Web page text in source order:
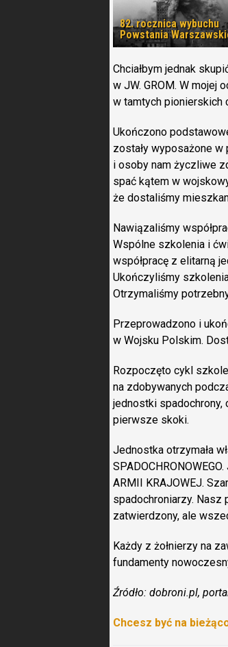
82. rocznica wybuchu
Powstania
Chciałbym jednak
w JW. GROM. W mojej
w tamtych pionierskich
Ukończono
zostały wyposażone
i osoby nam życzliwe
spać kątem w
że dostaliśmy
Nawiązaliśmy
Wspólne szkolenia i
współpracę z elitarną
Ukończyliśmy
Otrzymaliśmy
Przeprowadzono i
w Wojsku Polskim.
Rozpoczęto cykl
na zdobywanych
jednostki spadochrony,
pierwsze skoki.
Jednostka otrzymała
ARMII KRAJOWEJ.
spadochroniarzy. Nasz
zatwierdzony, ale
Każdy z żołnierzy na
fundamenty
Źródło: dobroni.pl,
Chcesz być na